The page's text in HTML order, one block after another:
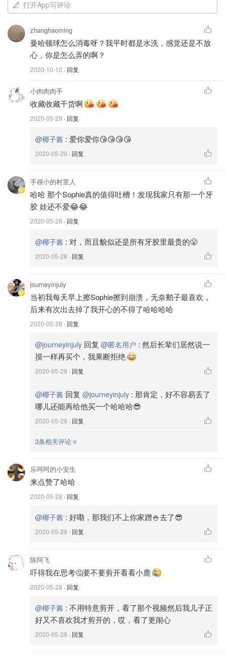
图片来自于@ 椰子酱，版权属于原作者
图片来自于@ 椰子酱，版权属于原作者
价格：$6
推荐指数：🌟🌟🌟🌟
这款蘑菇牙胶是新晋网红，很多妈妈们都在用，我国内的医
生朋友给她的宝宝用的就是这款，后来发现小蛮的弟弟也用
的这款哦；我家是大概3个半月开始用的，刚开始他只会吸
打开App写评论
zhanghaoming
曼哈顿球怎么消毒呀？我平时都是水洗，感觉还是不放
心，你是怎么弄的啊？
2020-10-10 · 回复
小肉肉肉手
收藏收藏干货啊
2020-05-29 · 回复
@椰子酱 : 爱你爱你😘😘😘😘
2020-05-29 · 回复
手很小的村里人
哈哈 那个Sophie真的值得吐槽！发现我家只有那一个牙
胶 娃还不爱😂😂
2020-05-28 · 回复
@椰子酱 : 对，而且貌似还是所有牙胶里最贵的😤
2020-05-28 · 回复
journeyinjuly
当初我每天早上擦Sophie擦到崩溃，无奈鹅子最喜欢，
后来有次出去掉了我开心的不得了哈哈哈哈
2020-05-28 · 回复
@journeyinjuly 回复 @匿名用户 : 然后长辈们居然说一
摸一样再买个，我果断拒绝
2020-05-28 · 回复
@椰子酱 回复 @journeyinjuly : 那肯定，好不容易丢了
哪儿还能再给他买一个哈哈哈😎
2020-05-28 · 回复
3条相关评论
乐呵呵的小安生
来点赞了哈哈
2020-05-28 · 回复
@椰子酱 : 好嘞，那我们不上你家蹭🍚去了😎
2020-05-28 · 回复
陈阿飞
吓得我在思考🤔要不要剪开看看小鹿
2020-05-28 · 回复
@椰子酱 : 不用特意剪开，看了那个视频然后我儿子正
好又不喜欢我才剪开的，哎，看了更闹心
2020-05-28 · 回复